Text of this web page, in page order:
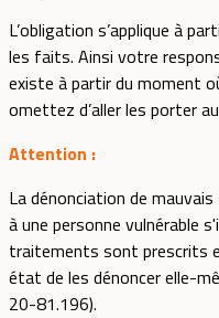
L’obligation s’applique à
les faits. Ainsi votre
existe à partir du moment
omettez d’aller les porter
Attention :
La dénonciation de
à une personne vulnérable
traitements sont prescrits
état de les dénoncer elle-
20-81.196).